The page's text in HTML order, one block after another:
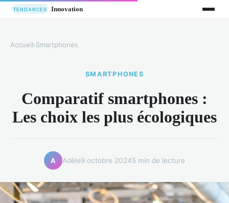
Accueil›Smartphones
SMARTPHONES
Comparatif smartphones :
Les choix les plus écologiques
A Adèle9 octobre 20245 min de lecture